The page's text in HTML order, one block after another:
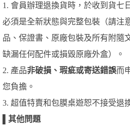
1. 會員辦理退換貨時，於收到貨七
必須是全新狀態與完整包裝（請注
品、保證書、原廠包裝及所有附隨
缺漏任何配件或損毀原廠外盒）。
2. 產品非破損、瑕疵或寄送錯誤而
您負擔。
3. 超值特賣和包膜桌遊恕不接受退
其他問題